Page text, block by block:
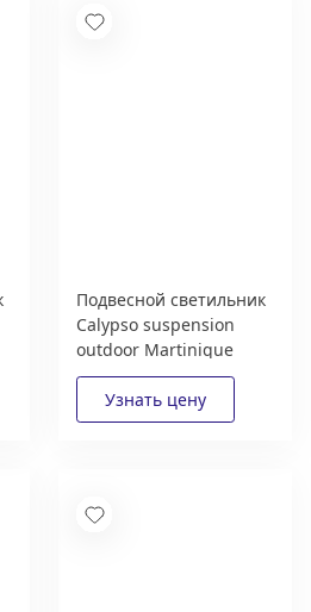
Подвесной светильник
Calypso suspension
outdoor Martinique
Antigua Guadaloupe
Contardi